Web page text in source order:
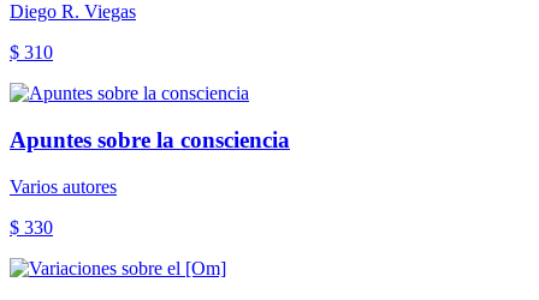
Diego R. Viegas
$ 310
Apuntes sobre la consciencia
Varios autores
$ 330